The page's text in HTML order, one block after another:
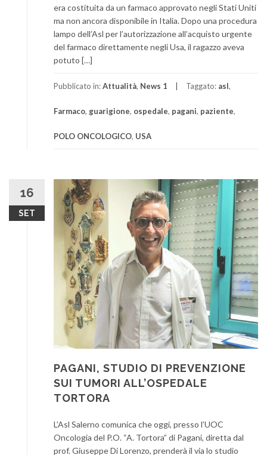
era costituita da un farmaco approvato negli Stati Uniti
ma non ancora disponibile in Italia. Dopo una procedura
lampo dell’Asl per l’autorizzazione all’acquisto urgente
del farmaco direttamente negli Usa, il ragazzo aveva
potuto […]
Pubblicato in:Attualità, News 1 Taggato: asl,
Farmaco, guarigione, ospedale, pagani, paziente,
POLO ONCOLOGICO, USA
16
SET
PAGANI, STUDIO DI PREVENZIONE
SUI TUMORI ALL’OSPEDALE
TORTORA
L’Asl Salerno comunica che oggi, presso l’UOC
Oncologia del P.O. “A. Tortora” di Pagani, diretta dal
prof. Giuseppe Di Lorenzo, prenderà il via lo studio